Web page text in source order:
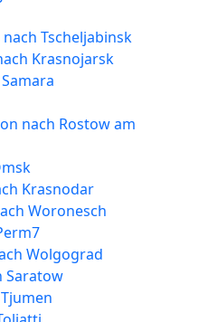
Tscheljabinsk
Krasnojarsk
nach Rostow am
Krasnodar
Woronesch
Wolgograd
Saratow